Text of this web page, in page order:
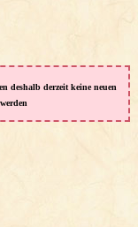
deshalb derzeit keine neuen